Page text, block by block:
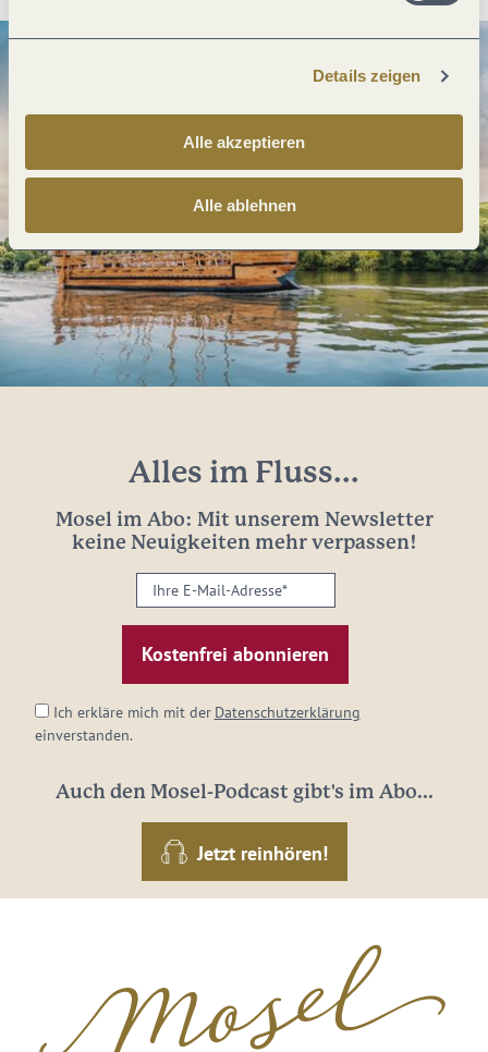
Details zeigen
Alle akzeptieren
Alle ablehnen
Alles im Fluss...
Mosel im Abo: Mit unserem Newsletter
keine Neuigkeiten mehr verpassen!
Ihre
E-
Mail-
Adresse:
Ich erkläre mich mit der Datenschutzerklärung
einverstanden.
Auch den Mosel-Podcast gibt's im Abo...
Jetzt reinhören!